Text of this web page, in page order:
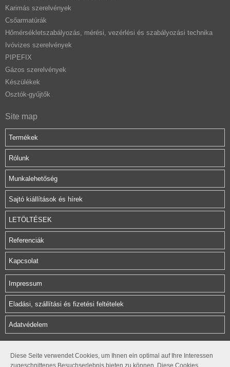
Diese Seite verwendet Cookies, um Ihnen ein optimal auf Ihre Interessen
zugeschnittenes Besuchserlebnis bieten zu können. Diese Cookies
Karimás szerelvények
Csőarmatúrák
Hőmérsékletszabályozás, mérési, vezérlési és szabályozási technika
Ivóvizes szerelvények
PIPEFIX
Gázos szerelvények
Készülékek
Osztók-gyűjtők
Site map
Termékek
Rólunk
Munkalehetőség
Sajtó kiállítások és hírek
LETÖLTÉSEK
Referenciák
Kapcsolat
Impressum
Eladási, szállítási és fizetési feltételek
Adatvédelem